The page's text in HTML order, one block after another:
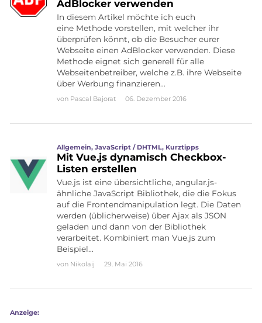
AdBlocker verwenden
In diesem Artikel möchte ich euch
eine Methode vorstellen, mit welcher ihr
überprüfen könnt, ob die Besucher eurer
Webseite einen AdBlocker verwenden. Diese
Methode eignet sich generell für alle
Webseitenbetreiber, welche z.B. ihre Webseite
über Werbung finanzieren…
von Pascal Bajorat 06. Dezember 2016
Allgemein,JavaScript / DHTML, Kurztipps
Mit Vue.js dynamisch Checkbox-
Listen erstellen
Vue.js ist eine übersichtliche, angular.js-
ähnliche JavaScript Bibliothek, die die Fokus
auf die Frontendmanipulation legt. Die Daten
werden (üblicherweise) über Ajax als JSON
geladen und dann von der Bibliothek
verarbeitet. Kombiniert man Vue.js zum
Beispiel…
von Nikolaij 29. Mai 2016
Anzeige: